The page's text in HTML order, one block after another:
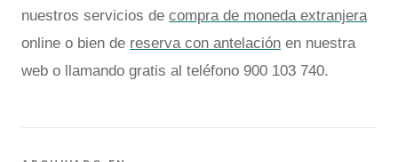
nuestros servicios de compra de moneda extranjera
online o bien de reserva con antelación en nuestra
web o llamando gratis al teléfono 900 103 740.